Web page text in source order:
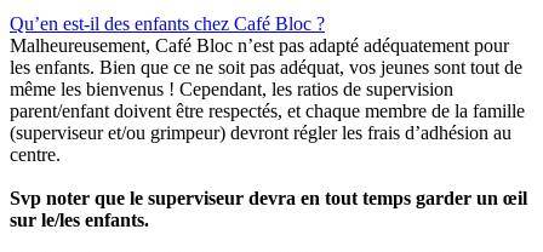
Qu’en est-il des enfants chez Café Bloc ?
Malheureusement, Café Bloc n’est pas adapté adéquatement pour
les enfants. Bien que ce ne soit pas adéquat, vos jeunes sont tout de
même les bienvenus ! Cependant, les ratios de supervision
parent/enfant doivent être respectés, et chaque membre de la famille
(superviseur et/ou grimpeur) devront régler les frais d’adhésion au
centre.
Svp noter que le superviseur devra en tout temps garder un œil
sur le/les enfants.